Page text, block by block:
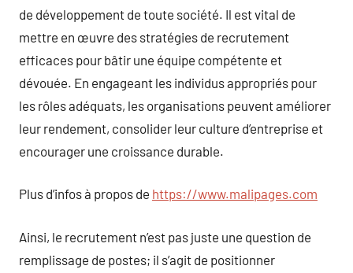
de développement de toute société. Il est vital de
mettre en œuvre des stratégies de recrutement
efficaces pour bâtir une équipe compétente et
dévouée. En engageant les individus appropriés pour
les rôles adéquats, les organisations peuvent améliorer
leur rendement, consolider leur culture d’entreprise et
encourager une croissance durable.
Plus d’infos à propos de https://www.malipages.com
Ainsi, le recrutement n’est pas juste une question de
remplissage de postes; il s’agit de positionner